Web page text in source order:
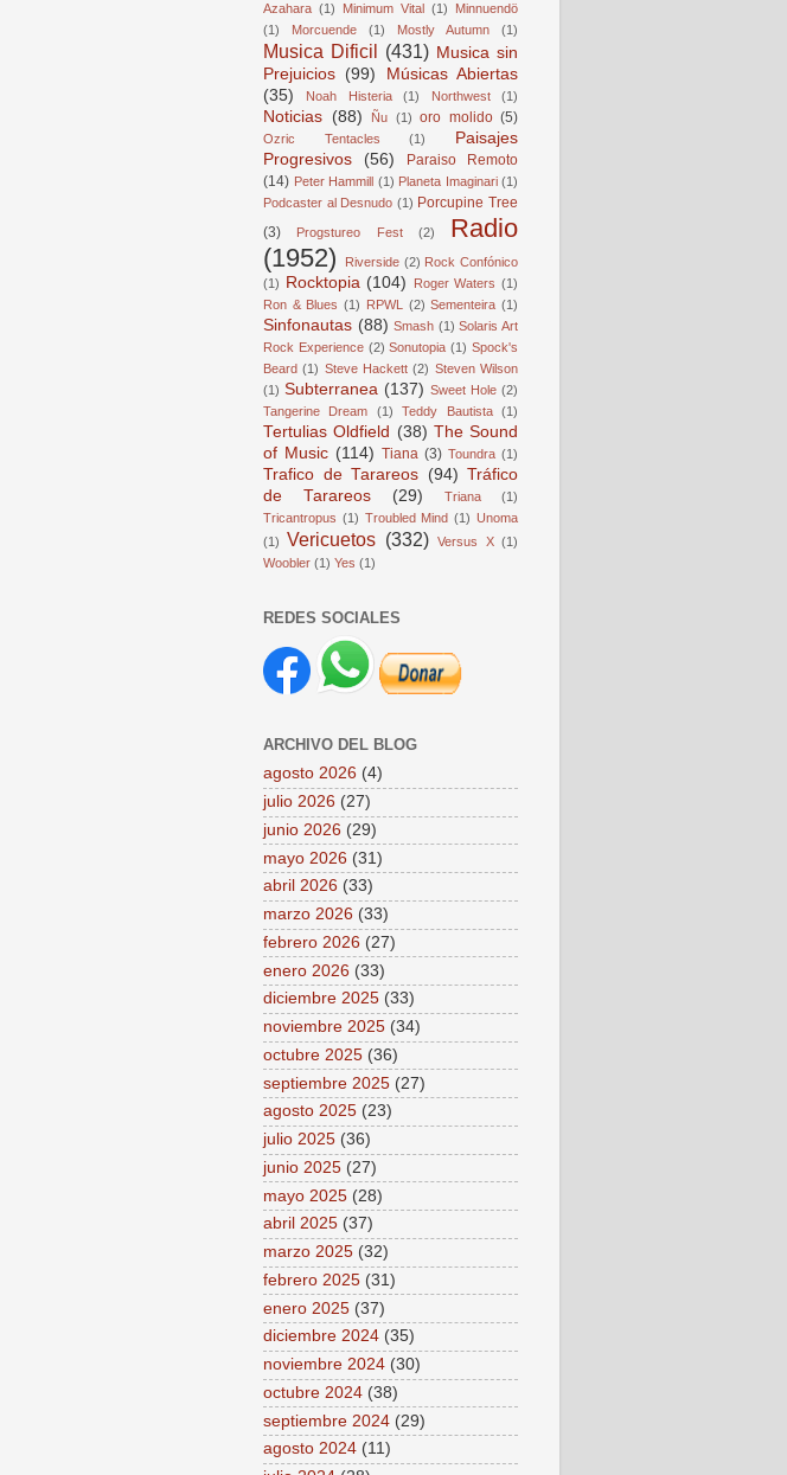
Azahara (1) Minimum Vital (1)
Minnuendö
(1)
Morcuende (1) Mostly Autumn (1)
Musica Dificil (431) Musica sin
Prejuicios (99)
Músicas Abiertas
(35)
Noah Histeria (1) Northwest (1)
Noticias (88) Ñu (1) oro molido (5)
Ozric Tentacles (1)
Paisajes
Progresivos
(56)
Paraiso Remoto
(14) Peter Hammill (1) Planeta Imaginari (1)
Podcaster al Desnudo (1) Porcupine Tree
(3)
Progstureo Fest (2)
Radio
(1952)
Riverside (2) Rock Confónico
(1)
Rocktopia (104) Roger Waters (1)
Ron & Blues (1) RPWL (2) Sementeira (1)
Sinfonautas (88) Smash (1) Solaris Art
Rock Experience (2) Sonutopia (1) Spock's
Beard (1) Steve Hackett (2) Steven Wilson
(1) Subterranea (137) Sweet Hole (2)
Tangerine Dream
(1) Teddy Bautista (1)
Tertulias Oldfield (38) The Sound
of Music (114) Tiana (3) Toundra (1)
Trafico de Tarareos (94) Tráfico
de Tarareos
(29) Triana
(1)
Tricantropus (1) Troubled Mind (1) Unoma
(1)
Vericuetos (332) Versus X (1)
Woobler (1) Yes (1)
REDES SOCIALES
ARCHIVO DEL BLOG
agosto 2026 (4)
julio 2026 (27)
junio 2026 (29)
mayo 2026 (31)
abril 2026 (33)
marzo 2026 (33)
febrero 2026 (27)
enero 2026 (33)
diciembre 2025 (33)
noviembre 2025 (34)
octubre 2025 (36)
septiembre 2025 (27)
agosto 2025 (23)
julio 2025 (36)
junio 2025 (27)
mayo 2025 (28)
abril 2025 (37)
marzo 2025 (32)
febrero 2025 (31)
enero 2025 (37)
diciembre 2024 (35)
noviembre 2024 (30)
octubre 2024 (38)
septiembre 2024 (29)
agosto 2024 (11)